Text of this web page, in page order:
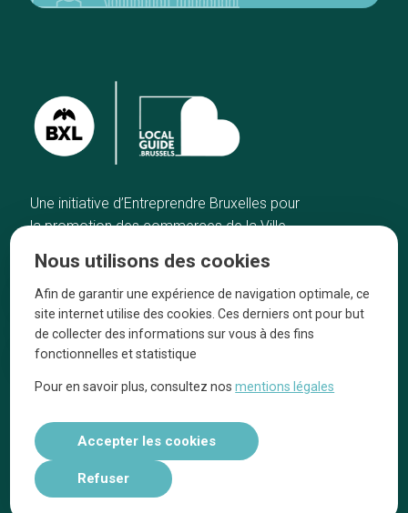
Une initiative d’Entreprendre Bruxelles pour
la promotion des commerces de la Ville
Accueil
Bonnes adresses
Quartiers
Blog
Tops 10
Artisans
A propos
On parle de nous
Nous utilisons des cookies
Afin de garantir une expérience de navigation optimale, ce
site internet utilise des cookies. Ces derniers ont pour but
de collecter des informations sur vous à des fins
fonctionnelles et statistique
Pour en savoir plus, consultez nosmentions légales
Accepter les cookies
Refuser